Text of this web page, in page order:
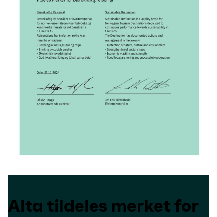
Alta tildeles merket for